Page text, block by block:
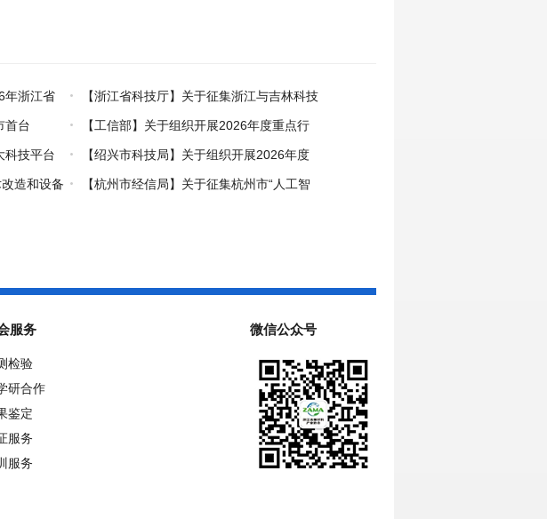
年浙江省
【浙江省科技厅】关于征集浙江与吉林科技
创新对口合作事项的通知
首台
【工信部】关于组织开展2026年度重点行
业能效、碳效领跑者企业推荐工作的通知
科技平台
项目指南
【绍兴市科技局】关于组织开展2026年度
市级概念验证中心申报工作的通知
造和设备
【杭州市经信局】关于征集杭州市“人工智
服务
检验
研合作
鉴定
服务
服务
微信公众号